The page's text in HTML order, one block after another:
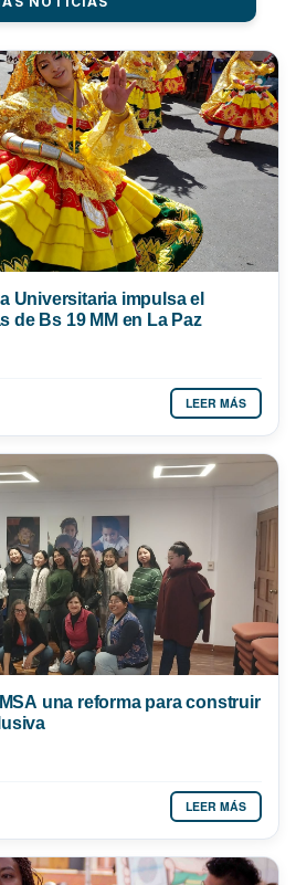
Universitaria impulsa el
de Bs 19 MM en La Paz
LEER MÁS
una reforma para construir
LEER MÁS